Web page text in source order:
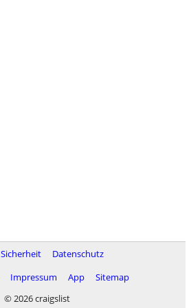
Sicherheit
Datenschutz
Impressum App
Sitemap
© 2026 craigslist